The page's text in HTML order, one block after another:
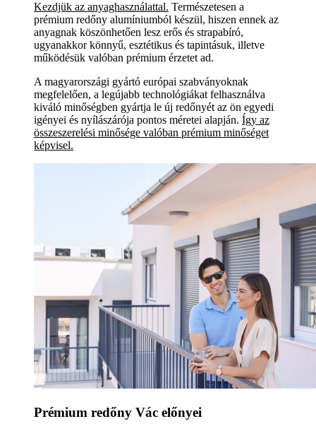
Kezdjük az anyaghasználattal. Természetesen a
prémium redőny alumíniumból készül, hiszen ennek az
anyagnak köszönhetően lesz erős és strapabíró,
ugyanakkor könnyű, esztétikus és tapintásuk, illetve
működésük valóban prémium érzetet ad.
A magyarországi gyártó európai szabványoknak
megfelelően, a legújabb technológiákat felhasználva
kiváló minőségben gyártja le új redőnyét az ön egyedi
igényei és nyílászárója pontos méretei alapján. Így az
összeszerelési minősége valóban prémium minőséget
képvisel.
Prémium redőny Vác előnyei